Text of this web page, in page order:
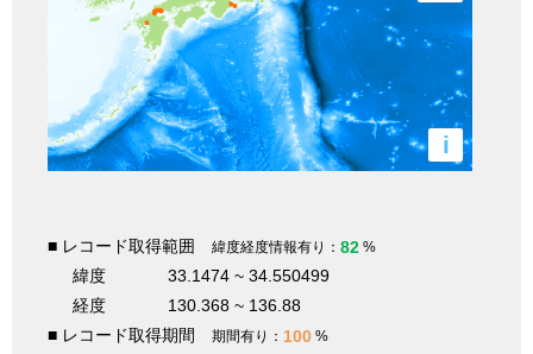
i
■ レコード取得範囲 緯度経度情報有り： 82 %
緯度
33.1474 ~ 34.550499
経度
130.368 ~ 136.88
■ レコード取得期間
期間有り： 100 %